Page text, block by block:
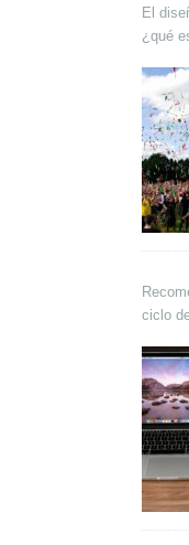
El
¿qué
ciclo